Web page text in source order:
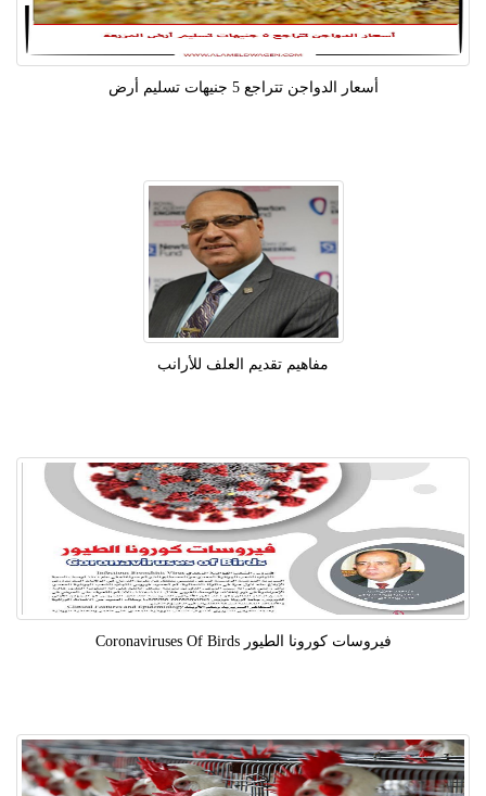
أسعار الدواجن تتراجع 5 جنيهات تسليم أرض
مفاهيم تقديم العلف للأرانب
فيروسات كورونا الطيور Coronaviruses Of Birds